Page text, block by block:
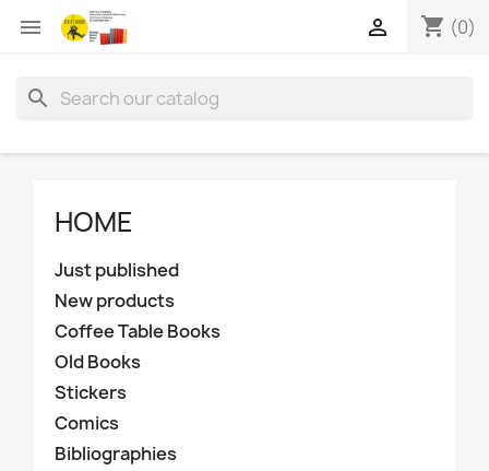
 shopping_cart (0)

search
HOME
Just published
New products
Coffee Table Books
Old Books
Stickers
Comics
Bibliographies